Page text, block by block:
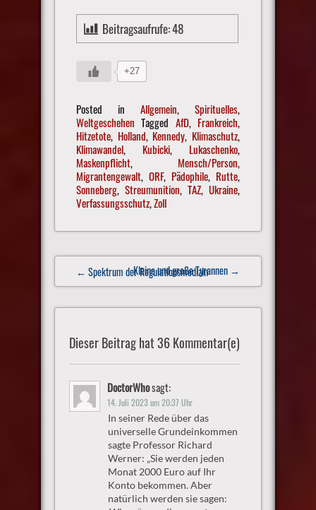
Beitragsaufrufe:48
+27
Posted inAllgemein,Spirituelles,
Weltgeschehen Tagged AfD, Frankreich,
Hitzetote, Holland, Kennedy, Klimaschutz,
Klimawandel, Kubicki, Lukaschenko,
Maskenpflicht, Mensch/Person,
Migrantengewalt, ORF, Pädophile, Rutte,
Sonneberg, Streumunition,TAZ,Ukraine,
Verfassungsschutz,Zoll
Post
navigation
← Spektrum der Regulationsmedizin
Kleine und große Tyrannen →
Dieser Beitrag hat 36 Kommentar(e)
DoctorWhosagt:
14. Juli 2023 um 20:37 Uhr
In seiner Rede über das
universelle Grundeinkommen
sagte Professor Richard
Werner: „Sie werden jeden
Monat 2000 Euro auf Ihr
Konto bekommen. Aber
natürlich werden sie sagen: